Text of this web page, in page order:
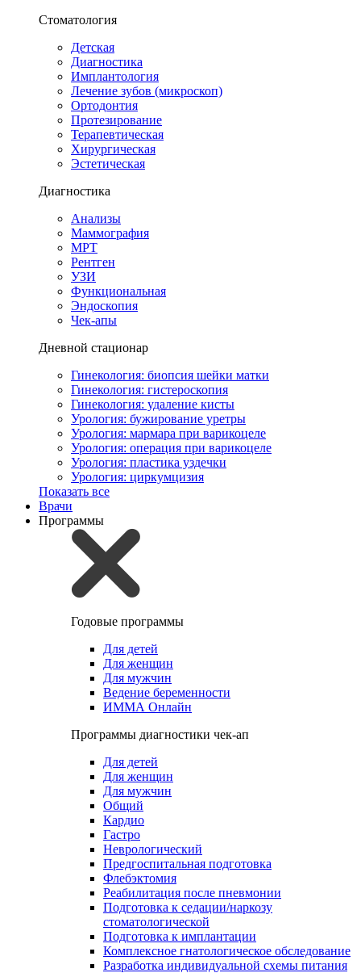
Стоматология
Детская
Диагностика
Имплантология
Лечение зубов (микроскоп)
Ортодонтия
Протезирование
Терапевтическая
Хирургическая
Эстетическая
Диагностика
Анализы
Маммография
МРТ
Рентген
УЗИ
Функциональная
Эндоскопия
Чек-апы
Дневной стационар
Гинекология: биопсия шейки матки
Гинекология: гистероскопия
Гинекология: удаление кисты
Урология: бужирование уретры
Урология: мармара при варикоцеле
Урология: операция при варикоцеле
Урология: пластика уздечки
Урология: циркумцизия
Показать все
Врачи
Программы
Годовые программы
Для детей
Для женщин
Для мужчин
Ведение беременности
ИММА Онлайн
Программы диагностики чек-ап
Для детей
Для женщин
Для мужчин
Общий
Кардио
Гастро
Неврологический
Предгоспитальная подготовка
Флебэктомия
Реабилитация после пневмонии
Подготовка к седации/наркозу
стоматологической
Подготовка к имплантации
Комплексное гнатологическое обследование
Разработка индивидуальной схемы питания